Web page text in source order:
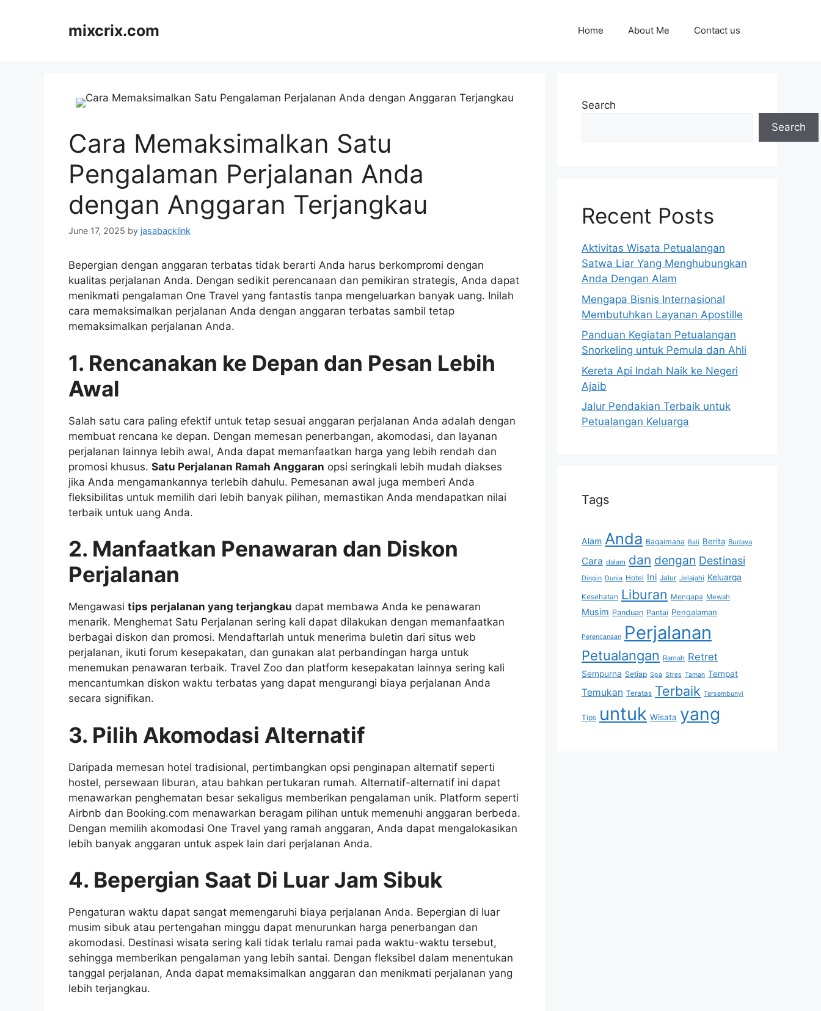
mixcrix.com Home About Me Contact us
Cara Memaksimalkan Satu
Pengalaman Perjalanan Anda
dengan Anggaran Terjangkau
June 17, 2025 by jasabacklink
Bepergian dengan anggaran terbatas tidak berarti Anda harus berkompromi dengan
kualitas perjalanan Anda. Dengan sedikit perencanaan dan pemikiran strategis, Anda dapat
menikmati pengalaman One Travel yang fantastis tanpa mengeluarkan banyak uang. Inilah
cara memaksimalkan perjalanan Anda dengan anggaran terbatas sambil tetap
memaksimalkan perjalanan Anda.
1. Rencanakan ke Depan dan Pesan Lebih
Awal
Salah satu cara paling efektif untuk tetap sesuai anggaran perjalanan Anda adalah dengan
membuat rencana ke depan. Dengan memesan penerbangan, akomodasi, dan layanan
perjalanan lainnya lebih awal, Anda dapat memanfaatkan harga yang lebih rendah dan
promosi khusus. Satu Perjalanan Ramah Anggaran opsi seringkali lebih mudah diakses
jika Anda mengamankannya terlebih dahulu. Pemesanan awal juga memberi Anda
fleksibilitas untuk memilih dari lebih banyak pilihan, memastikan Anda mendapatkan nilai
terbaik untuk uang Anda.
2. Manfaatkan Penawaran dan Diskon
Perjalanan
Mengawasi tips perjalanan yang terjangkau dapat membawa Anda ke penawaran
menarik. Menghemat Satu Perjalanan sering kali dapat dilakukan dengan memanfaatkan
berbagai diskon dan promosi. Mendaftarlah untuk menerima buletin dari situs web
perjalanan, ikuti forum kesepakatan, dan gunakan alat perbandingan harga untuk
menemukan penawaran terbaik. Travel Zoo dan platform kesepakatan lainnya sering kali
mencantumkan diskon waktu terbatas yang dapat mengurangi biaya perjalanan Anda
secara signifikan.
3. Pilih Akomodasi Alternatif
Daripada memesan hotel tradisional, pertimbangkan opsi penginapan alternatif seperti
hostel, persewaan liburan, atau bahkan pertukaran rumah. Alternatif-alternatif ini dapat
menawarkan penghematan besar sekaligus memberikan pengalaman unik. Platform seperti
Airbnb dan Booking.com menawarkan beragam pilihan untuk memenuhi anggaran berbeda.
Dengan memilih akomodasi One Travel yang ramah anggaran, Anda dapat mengalokasikan
lebih banyak anggaran untuk aspek lain dari perjalanan Anda.
4. Bepergian Saat Di Luar Jam Sibuk
Pengaturan waktu dapat sangat memengaruhi biaya perjalanan Anda. Bepergian di luar
musim sibuk atau pertengahan minggu dapat menurunkan harga penerbangan dan
akomodasi. Destinasi wisata sering kali tidak terlalu ramai pada waktu-waktu tersebut,
sehingga memberikan pengalaman yang lebih santai. Dengan fleksibel dalam menentukan
tanggal perjalanan, Anda dapat memaksimalkan anggaran dan menikmati perjalanan yang
lebih terjangkau.
Search
Search
Recent Posts
Aktivitas Wisata Petualangan
Satwa Liar Yang Menghubungkan
Anda Dengan Alam
Mengapa Bisnis Internasional
Membutuhkan Layanan Apostille
Panduan Kegiatan Petualangan
Snorkeling untuk Pemula dan Ahli
Kereta Api Indah Naik ke Negeri
Ajaib
Jalur Pendakian Terbaik untuk
Petualangan Keluarga
Tags
Alam Anda Bagaimana Bali Berita Budaya
Cara dalam dan dengan Destinasi
Dingin Dunia Hotel Ini Jalur Jelajahi Keluarga
Kesehatan Liburan Mengapa Mewah
Musim Panduan Pantai Pengalaman
Perencanaan Perjalanan
Petualangan Ramah Retret
Sempurna Setiap Spa Stres Taman Tempat
Temukan Teratas Terbaik Tersembunyi
Tips untuk Wisata yang